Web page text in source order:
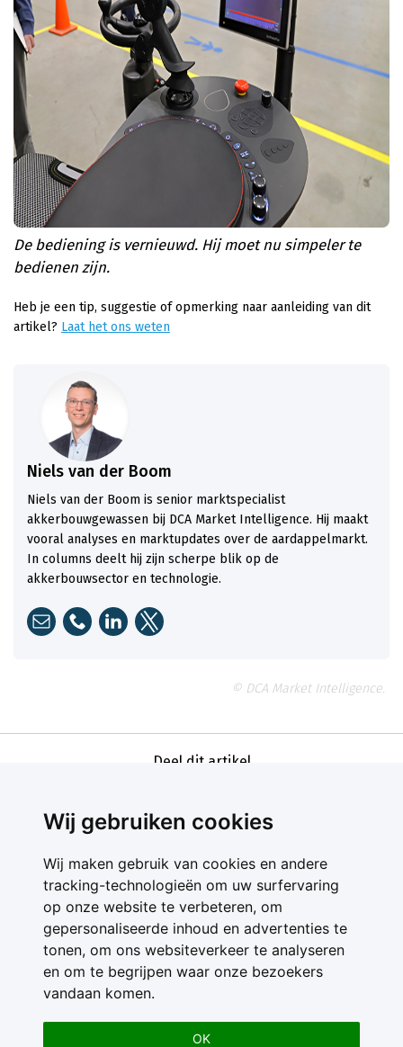
Wij gebruiken cookies
Wij maken gebruik van cookies en andere
tracking-technologieën om uw surfervaring
op onze website te verbeteren, om
gepersonaliseerde inhoud en advertenties te
tonen, om ons websiteverkeer te analyseren
en om te begrijpen waar onze bezoekers
vandaan komen.
OK
De bediening is vernieuwd. Hij moet nu simpeler te
bedienen zijn.
Heb je een tip, suggestie of opmerking naar aanleiding van dit
artikel? Laat het ons weten
Niels van der Boom
Niels van der Boom is senior marktspecialist
akkerbouwgewassen bij DCA Market Intelligence. Hij maakt
vooral analyses en marktupdates over de aardappelmarkt.
In columns deelt hij zijn scherpe blik op de
akkerbouwsector en technologie.
© DCA Market Intelligence.
Deel dit artikel
Contact
Feedback
Nieuwsbrief
Adverteren
Gebruikersvoorwaarden
Privacy Statement